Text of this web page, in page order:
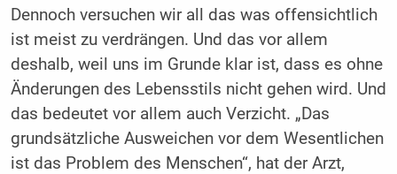
Dennoch versuchen wir all das was offensichtlich
ist meist zu verdrängen. Und das vor allem
deshalb, weil uns im Grunde klar ist, dass es ohne
Änderungen des Lebensstils nicht gehen wird. Und
das bedeutet vor allem auch Verzicht. „Das
grundsätzliche Ausweichen vor dem Wesentlichen
ist das Problem des Menschen“, hat der Arzt,